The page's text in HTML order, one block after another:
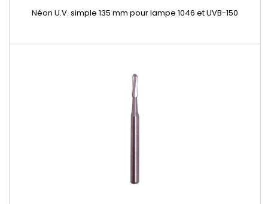
Néon U.V. simple 135 mm pour lampe 1046 et UVB-150